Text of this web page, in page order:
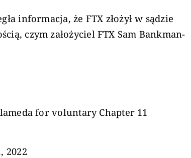
informacja, że FTX złożył w sądzie
czym założyciel FTX Sam Bankman-
for voluntary Chapter 11
2022